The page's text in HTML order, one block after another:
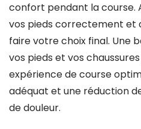
confort pendant la course.
vos pieds correctement et
faire votre choix final. Une
vos pieds et vos
expérience de course
adéquat et une réduction
de douleur.